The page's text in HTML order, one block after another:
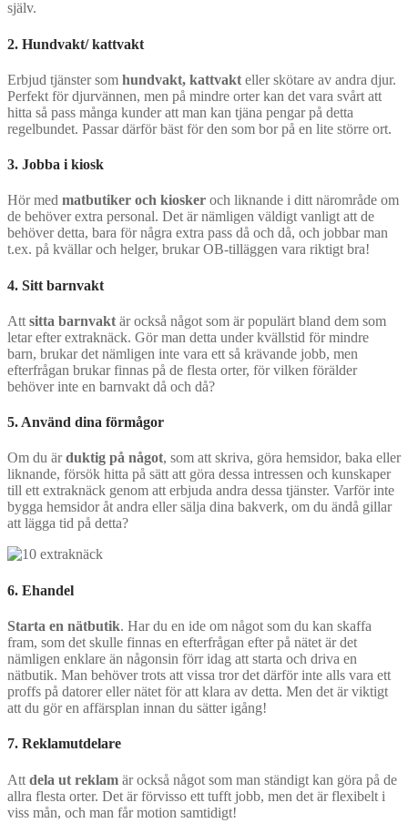
själv.
2. Hundvakt/ kattvakt
Erbjud tjänster som hundvakt, kattvakt eller skötare av andra djur.
Perfekt för djurvännen, men på mindre orter kan det vara svårt att
hitta så pass många kunder att man kan tjäna pengar på detta
regelbundet. Passar därför bäst för den som bor på en lite större ort.
3. Jobba i kiosk
Hör med matbutiker och kiosker och liknande i ditt närområde om
de behöver extra personal. Det är nämligen väldigt vanligt att de
behöver detta, bara för några extra pass då och då, och jobbar man
t.ex. på kvällar och helger, brukar OB-tilläggen vara riktigt bra!
4. Sitt barnvakt
Att sitta barnvakt är också något som är populärt bland dem som
letar efter extraknäck. Gör man detta under kvällstid för mindre
barn, brukar det nämligen inte vara ett så krävande jobb, men
efterfrågan brukar finnas på de flesta orter, för vilken förälder
behöver inte en barnvakt då och då?
5. Använd dina förmågor
Om du ärduktig på något, som att skriva, göra hemsidor, baka eller
liknande, försök hitta på sätt att göra dessa intressen och kunskaper
till ett extraknäck genom att erbjuda andra dessa tjänster. Varför inte
bygga hemsidor åt andra eller sälja dina bakverk, om du ändå gillar
att lägga tid på detta?
6. Ehandel
Starta en nätbutik. Har du en ide om något som du kan skaffa
fram, som det skulle finnas en efterfrågan efter på nätet är det
nämligen enklare än någonsin förr idag att starta och driva en
nätbutik. Man behöver trots att vissa tror det därför inte alls vara ett
proffs på datorer eller nätet för att klara av detta. Men det är viktigt
att du gör en affärsplan innan du sätter igång!
7. Reklamutdelare
Att dela ut reklam är också något som man ständigt kan göra på de
allra flesta orter. Det är förvisso ett tufft jobb, men det är flexibelt i
viss mån, och man får motion samtidigt!